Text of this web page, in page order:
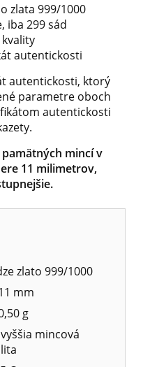
zlata 999/1000
iba 299 sád
autentickosti
autentickosti, ktorý
parametre oboch
autentickosti
mincí v
11 milimetrov,
zlato 999/1000
mm
g
mincová